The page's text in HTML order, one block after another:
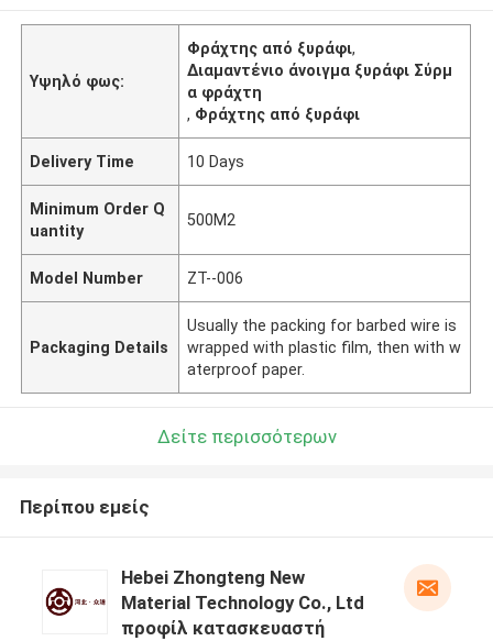
Υψηλό φως:
Φράχτης από ξυράφι,
Διαμαντένιο άνοιγμα ξυράφι Σύρμ
α φράχτη
, Φράχτης από ξυράφι
Delivery Time 10 Days
Minimum Order Q
uantity
500M2
Model Number ZT--006
Packaging Details
Usually the packing for barbed wire is
wrapped with plastic film, then with w
aterproof paper.
Δείτε περισσότερων
Περίπου εμείς
Hebei Zhongteng New
Material Technology Co., Ltd
προφίλ κατασκευαστή